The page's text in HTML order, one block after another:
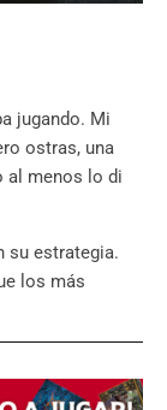
jugando. Mi
ostras, una
al menos lo di
su estrategia.
los más